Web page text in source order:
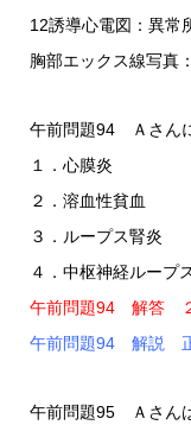
12誘導心電図：異常
胸部エックス線写真
午前問題94 Ａさん
１．心膜炎
２．溶血性貧血
３．ループス腎炎
４．中枢神経ループ
午前問題94 解答
午前問題94 解説 正
午前問題95 Ａさん